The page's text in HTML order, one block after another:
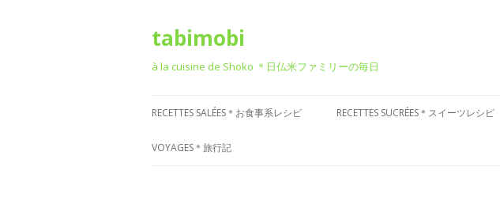
tabimobi
à la cuisine de Shoko ＊日仏米ファミリーの毎日
RECETTES SALÉES＊お食事系レシピ
RECETTE DE BENTO＊お弁当
RECETTES SUCRÉES＊スイーツレシピ
VOYAGES＊旅行記